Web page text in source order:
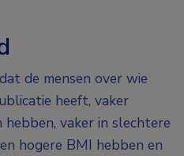
de mensen over wie
heeft, vaker
hebben, vaker in slechtere
hogere BMI hebben en